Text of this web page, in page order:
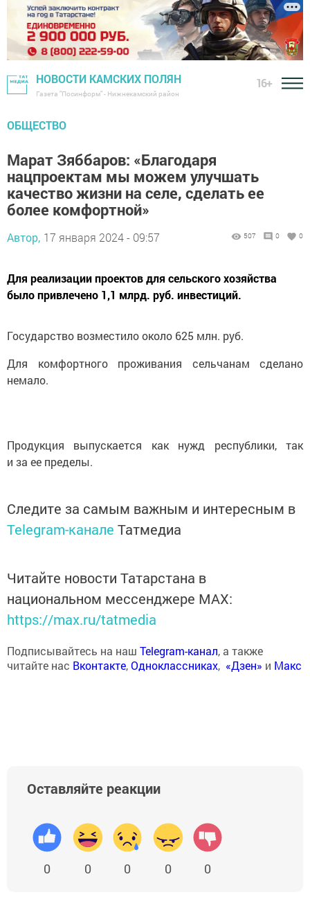
НОВОСТИ КАМСКИХ ПОЛЯН
Газета "Посинформ" - Нижнекамский район
16+
ОБЩЕСТВО
Марат Зяббаров: «Благодаря
нацпроектам мы можем улучшать
качество жизни на селе, сделать ее
более комфортной»
Автор, 17 января 2024 - 09:57 507 0 0
Для реализации проектов для сельского хозяйства
было привлечено 1,1 млрд. руб. инвестиций.
Государство возместило около 625 млн. руб.
Для комфортного проживания сельчанам сделано
немало.
Продукция выпускается как нужд республики, так
и за ее пределы.
Следите за самым важным и интересным в
Telegram-канале Татмедиа
Читайте новости Татарстана в
национальном мессенджере MАХ:
https://max.ru/tatmedia
Подписывайтесь на наш Telegram-канал, а также
читайте нас Вконтакте,Одноклассниках, «Дзен» и Макс
Оставляйте реакции
0 0 0 0 0